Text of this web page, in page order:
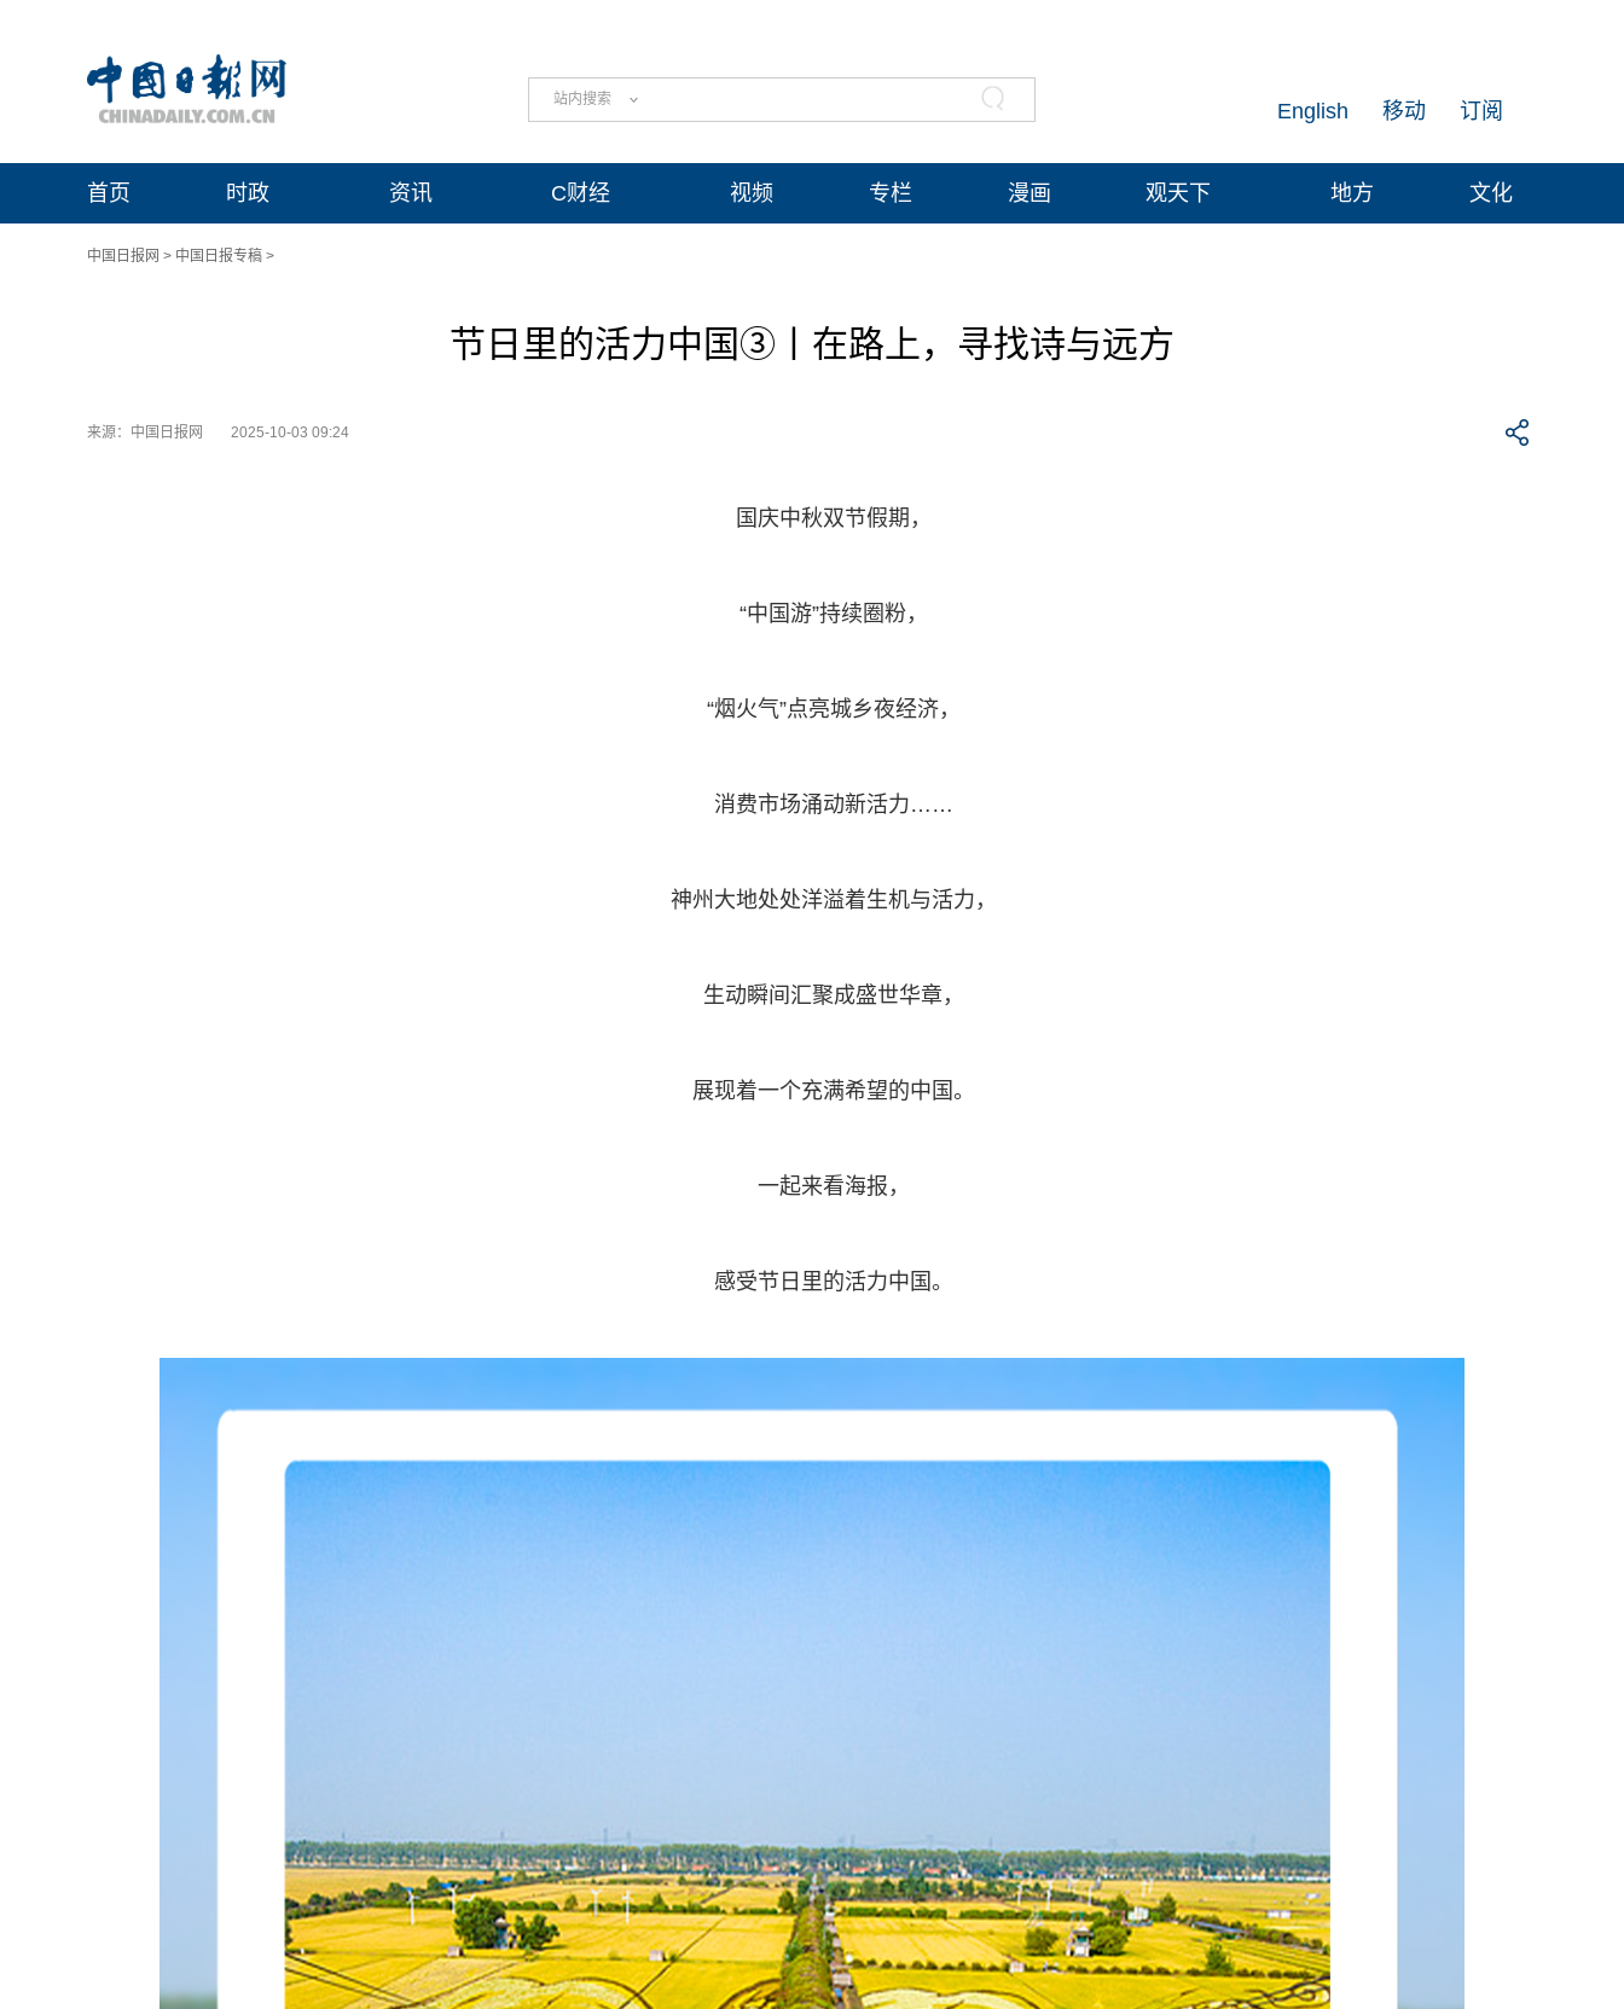
站内搜索 订阅
移动
English
首页 时政 资讯 C财经 视频 专栏 漫画 观天下 地方 文化
中国日报网 > 中国日报专稿 >
节日里的活力中国③丨在路上，寻找诗与远方
来源：中国日报网 2025-10-03 09:24
国庆中秋双节假期，
“中国游”持续圈粉，
“烟火气”点亮城乡夜经济，
消费市场涌动新活力……
神州大地处处洋溢着生机与活力，
生动瞬间汇聚成盛世华章，
展现着一个充满希望的中国。
一起来看海报，
感受节日里的活力中国。